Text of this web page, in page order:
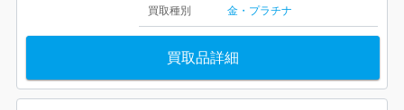
買取種別 金・プラチナ
買取品詳細